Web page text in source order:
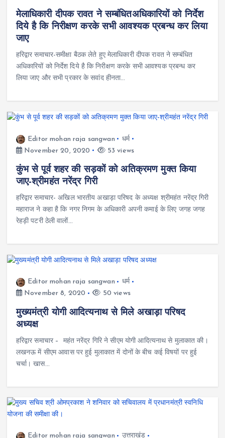
मेलाधिकारी दीपक रावत ने सम्बंधितअधिकारियों को निर्देश
दिये है कि निरीक्षण करके सभी आवश्यक प्रबन्ध कर लिया
जाए
हरिद्वार समाचार-समीक्षा बैठक लेते हुए मेलाधिकारी दीपक रावत ने सम्बंधित
अधिकारियों को निर्देश दिये है कि निरीक्षण करके सभी आवश्यक प्रबन्ध कर
लिया जाए और सभी प्रकार के सवांद हीनता…
Editor mohan raja sangwan
धर्म
November 20, 2020
53 views
कुंभ से पूर्व शहर की सड़कों को अतिक्रमण मुक्त किया
जाए-श्रीमहंत नरेंद्र गिरी
हरिद्वार समाचार- अखिल भारतीय अखाड़ा परिषद के अध्यक्ष श्रीमहंत नरेंद्र गिरी
महाराज ने कहा है कि नगर निगम के अधिकारी अपनी कमाई के लिए जगह जगह
रेहड़ी पटरी ठेली वालों…
Editor mohan raja sangwan
धर्म
November 8, 2020
50 views
मुख्यमंत्री योगी आदित्यनाथ से मिले अखाड़ा परिषद
अध्यक्ष
हरिद्वार समाचार – महंत नरेंद्र गिरि ने सीएम योगी आदित्यनाथ से मुलाकात की।
लखनऊ में सीएम आवास पर हुई मुलाकात में दोनों के बीच कई विषयों पर हुई
चर्चा। खास…
Editor mohan raja sangwan उत्तराखंड